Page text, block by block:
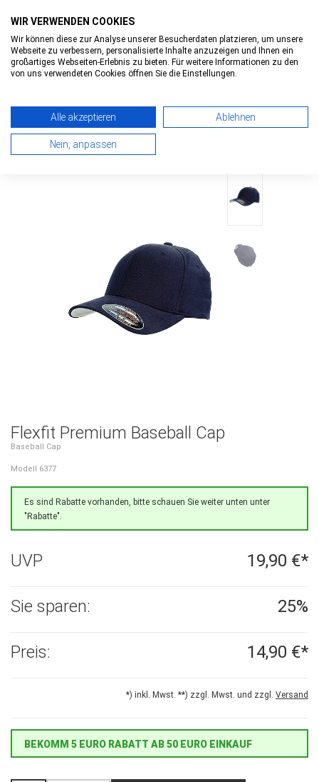
Toggle
0
0
HOME>FLEXFIT PREMIUM BASEBALL CAP> FLEXFIT
PREMIUM
Flexfit Premium Baseball Cap
Baseball Cap
Modell 6377
Es sind Rabatte vorhanden, bitte schauen Sie weiter unten unter
"Rabatte".
UVP 19,90 €*
Sie sparen: 25%
Preis: 14,90 €*
*) inkl. Mwst. **) zzgl. Mwst. und zzgl. Versand
BEKOMM 5 EURO RABATT AB 50 EURO EINKAUF
WIR VERWENDEN COOKIES
Wir können diese zur Analyse unserer Besucherdaten platzieren, um unsere
Webseite zu verbessern, personalisierte Inhalte anzuzeigen und Ihnen ein
großartiges Webseiten-Erlebnis zu bieten. Für weitere Informationen zu den
von uns verwendeten Cookies öffnen Sie die Einstellungen.
Alle akzeptieren Ablehnen
Nein, anpassen